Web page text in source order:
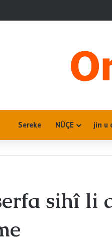
Sereke NÛÇE jin u
sihî li